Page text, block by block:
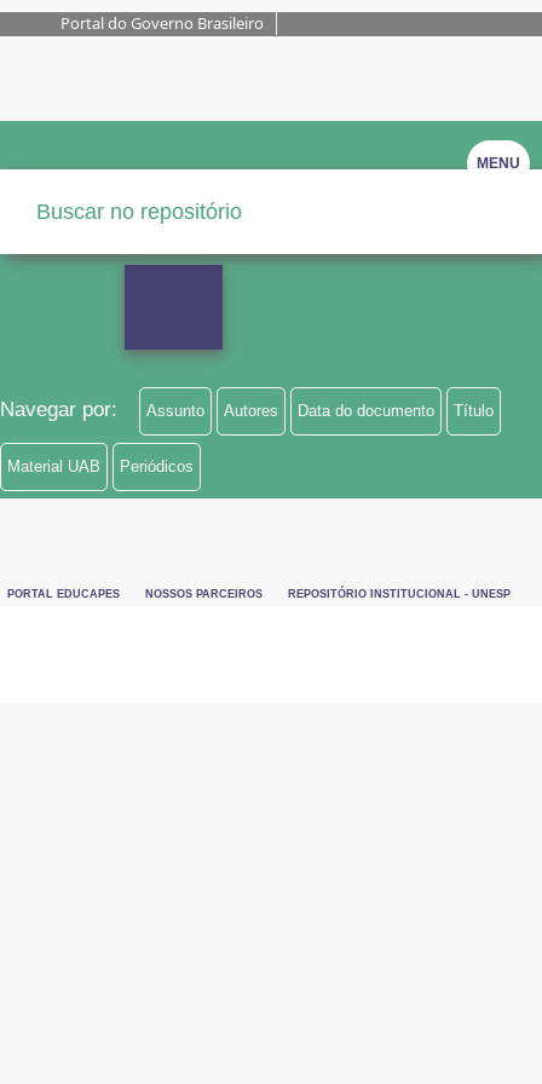
Portal do Governo Brasileiro
MENU
Navegar por: Assunto Autores Data do documento Título
Material UAB Periódicos
PORTAL EDUCAPES NOSSOS PARCEIROS REPOSITÓRIO INSTITUCIONAL - UNESP